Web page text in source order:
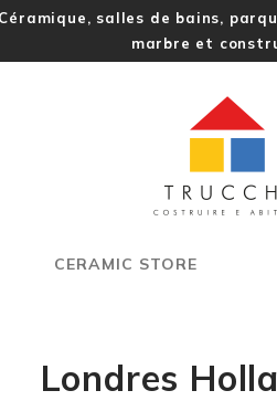
salles de bains,
marbre et
CERAMIC STORE
Londres